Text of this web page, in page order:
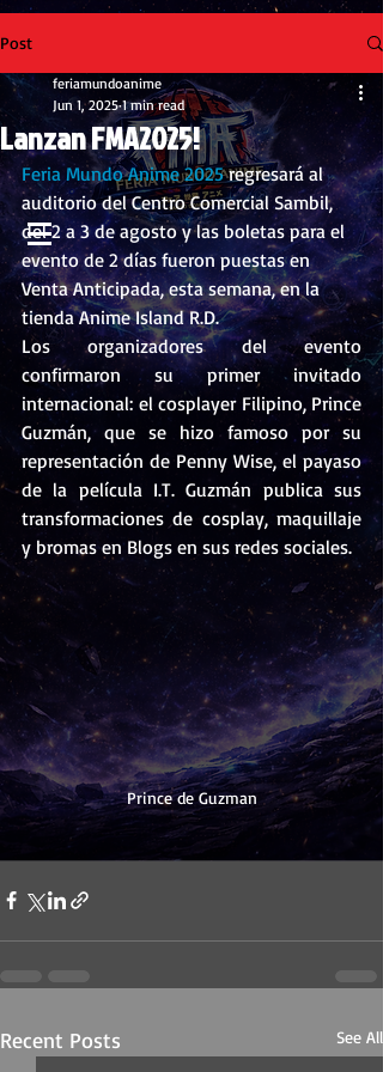
Post
Lanzan FMA2025!
feriamundoanime
Jun 1, 2025 1 min read
Feria Mundo Anime 2025 regresará al
auditorio del Centro Comercial Sambil,
del 2 a 3 de agosto y las boletas para el
evento de 2 días fueron puestas en
Venta Anticipada, esta semana, en la
tienda Anime Island R.D.
Los organizadores del evento
confirmaron su primer invitado
internacional: el cosplayer Filipino, Prince
Guzmán, que se hizo famoso por su
representación de Penny Wise, el payaso
de la película I.T. Guzmán publica sus
transformaciones de cosplay, maquillaje
y bromas en Blogs en sus redes sociales.
Prince de Guzman
Recent Posts See All